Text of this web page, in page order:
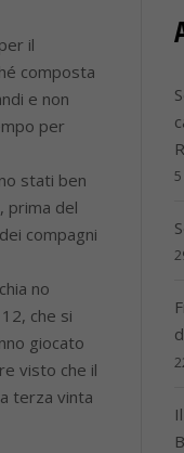
il
composta
e non
per
stati ben
prima del
compagni
no
che si
giocato
visto che il
terza vinta